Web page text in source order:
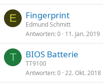
E Fingerprint
Edmund Schmitt
Antworten 0 11. Jan. 2019
T BIOS Batterie
TT9100
Antworten 0 22. Okt. 2018